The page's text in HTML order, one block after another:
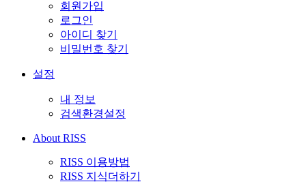
회원가입
로그인
아이디 찾기
비밀번호 찾기
설정
내 정보
검색환경설정
About RISS
RISS 이용방법
RISS 지식더하기